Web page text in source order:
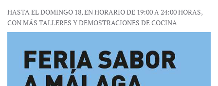
HASTA EL DOMINGO 18, EN HORARIO DE 19:00 A 24:00 HORAS,
CON MÁS TALLERES Y DEMOSTRACIONES DE COCINA